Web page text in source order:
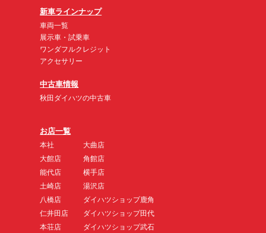
新車ラインナップ
車両一覧
展示車・試乗車
ワンダフルクレジット
アクセサリー
中古車情報
秋田ダイハツの中古車
お店一覧
本社
大館店
能代店
土崎店
八橋店
仁井田店
本荘店
大曲店
角館店
横手店
湯沢店
ダイハツショップ鹿角
ダイハツショップ田代
ダイハツショップ武石